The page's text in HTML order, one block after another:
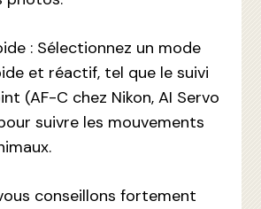
: Sélectionnez un mode
et réactif, tel que le suivi
(AF-C chez Nikon, AI Servo
suivre les mouvements
conseillons fortement